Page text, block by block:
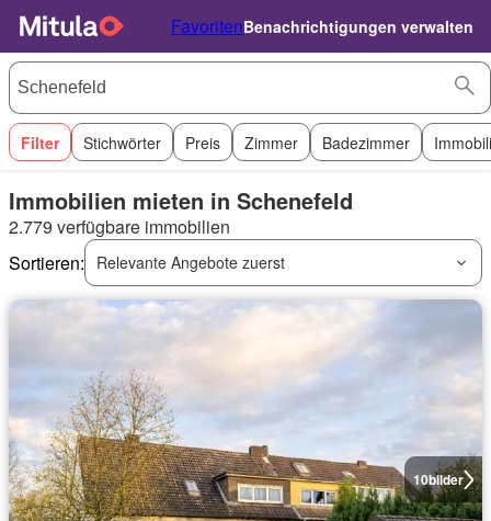
FavoritenBenachrichtigungen verwalten
Filter Stichwörter Preis Zimmer Badezimmer
Immobilien mieten in Schenefeld
2.779 verfügbare immobilien
Sortieren:
Relevante Angebote zuerst
10bilder